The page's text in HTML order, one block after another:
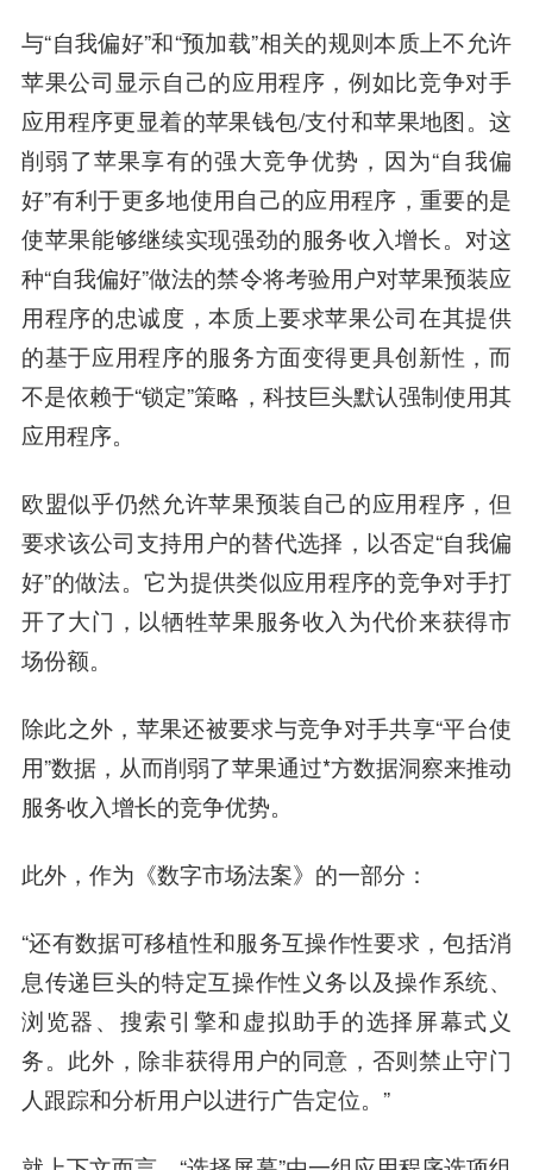
与“自我偏好”和“预加载”相关的规则本质上不允许
苹果公司显示自己的应用程序，例如比竞争对手
应用程序更显着的苹果钱包/支付和苹果地图。这
削弱了苹果享有的强大竞争优势，因为“自我偏
好”有利于更多地使用自己的应用程序，重要的是
使苹果能够继续实现强劲的服务收入增长。对这
种“自我偏好”做法的禁令将考验用户对苹果预装应
用程序的忠诚度，本质上要求苹果公司在其提供
的基于应用程序的服务方面变得更具创新性，而
不是依赖于“锁定”策略，科技巨头默认强制使用其
应用程序。
欧盟似乎仍然允许苹果预装自己的应用程序，但
要求该公司支持用户的替代选择，以否定“自我偏
好”的做法。它为提供类似应用程序的竞争对手打
开了大门，以牺牲苹果服务收入为代价来获得市
场份额。
除此之外，苹果还被要求与竞争对手共享“平台使
用”数据，从而削弱了苹果通过*方数据洞察来推动
服务收入增长的竞争优势。
此外，作为《数字市场法案》的一部分：
“还有数据可移植性和服务互操作性要求，包括消
息传递巨头的特定互操作性义务以及操作系统、
浏览器、搜索引擎和虚拟助手的选择屏幕式义
务。此外，除非获得用户的同意，否则禁止守门
人跟踪和分析用户以进行广告定位。”